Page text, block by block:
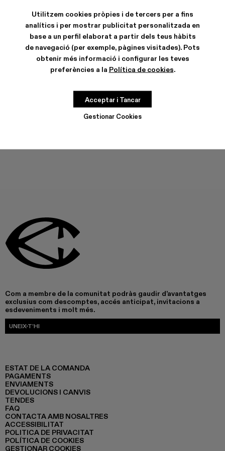
Utilitzem cookies pròpies i de tercers per a fins
analítics i per mostrar publicitat personalitzada en
base a un perfil elaborat a partir dels teus hàbits
de navegació (per exemple, pàgines visitades). Pots
obtenir més informació i configurar les teves
preferències a la Política de cookies.
Gestionar Cookies
Acceptar i Tancar
CARACTERÍSTIQUES
CURA DEL PRODUCTE
Com a membre de la comunitat podràs gaudir d’avantatges
exclusius com descomptes, accés anticipat, invitacions a
esdeveniments i molt més.
UNEIX-T’HI
ESTAT DE LA COMANDA
PAGAMENTS
ENVIAMENTS
DEVOLUCIONS I CANVIS
TENDES
FAQ
CONTACTA AMB NOSALTRES
ACCESSIBILITAT
POLITICA DE PRIVACITAT
POLÍTICA DE COOKIES
GESTIONAR COOKIES